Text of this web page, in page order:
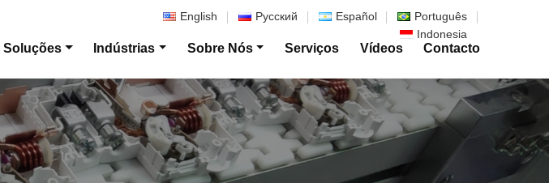
English Русский Español
Português
Indonesia
Soluções Indústrias Sobre Nós Serviços Vídeos Contacto